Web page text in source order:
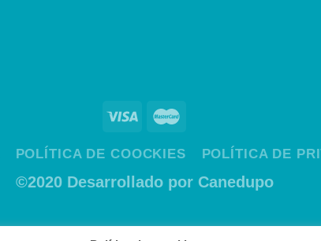
POLÍTICA DE COOCKIES POLÍTICA DE
©2020 Desarrollado por Canedupo